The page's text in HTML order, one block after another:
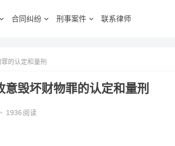
合同纠纷 刑事案件 联系律师
的认定和量刑
毁坏财物罪的认定和量刑
• 1936 阅读